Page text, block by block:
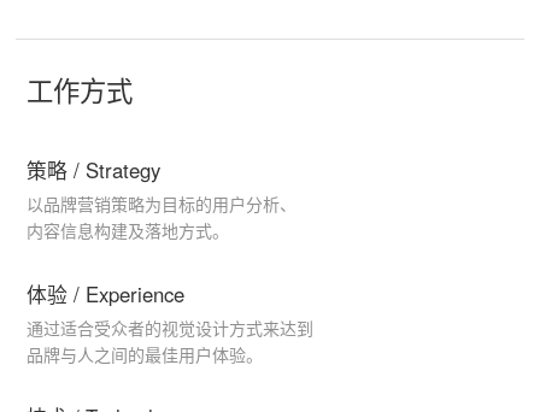
工作方式
策略 / Strategy
以品牌营销策略为目标的用户分析、
内容信息构建及落地方式。
体验 / Experience
通过适合受众者的视觉设计方式来达到
品牌与人之间的最佳用户体验。